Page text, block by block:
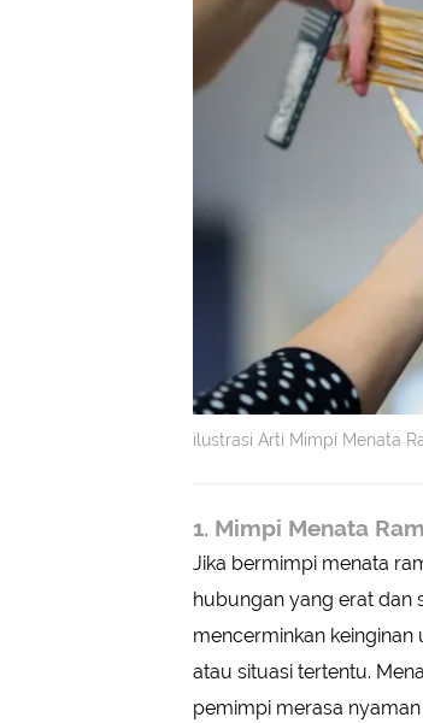
ilustrasi Arti Mimpi Menata
1. Mimpi Menata
Jika bermimpi menata
hubungan yang erat dan
mencerminkan
atau situasi tertentu.
pemimpi merasa